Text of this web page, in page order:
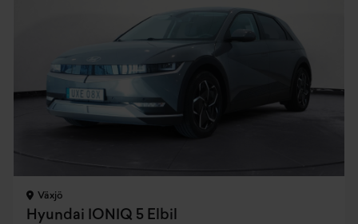
Växjö
Hyundai IONIQ 5 Elbil